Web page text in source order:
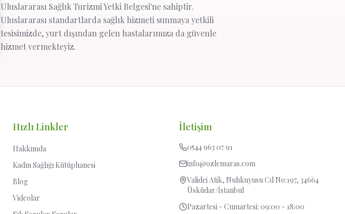
Uluslararası Sağlık Turizmi Yetki Belgesi'ne sahiptir.
Uluslararası standartlarda sağlık hizmeti sunmaya yetkili
tesisimizde, yurt dışından gelen hastalarımıza da güvenle
hizmet vermekteyiz.
Hızlı Linkler
Hakkımda
Kadın Sağlığı Kütüphanesi
Blog
Videolar
İletişim
0544 963 07 91
info@ozlemaras.com
Validei Atik, Nuhkuyusu Cd No:197, 34664
Üsküdar/İstanbul
Pazartesi - Cumartesi: 09:00 - 18:00